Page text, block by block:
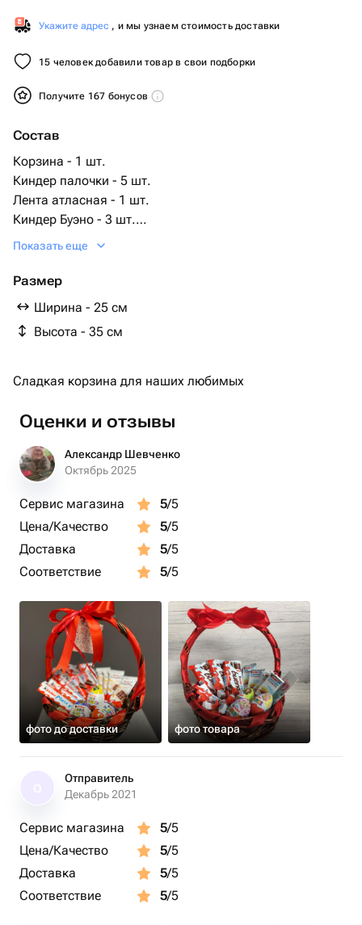
Укажите адрес , и мы узнаем стоимость доставки
15 человек добавили товар в свои подборки
Получите 167 бонусов
Состав
Корзина - 1 шт.
Киндер палочки - 5 шт.
Лента атласная - 1 шт.
Киндер Буэно - 3 шт.
Киндер яйцо - 3 шт.
Показать еще
Размер
Ширина - 25 см
Высота - 35 см
Сладкая корзина для наших любимых
Оценки и отзывы
Александр Шевченко
Октябрь 2025
Сервис магазина 5/5
Цена/Качество
5/5
Доставка
5/5
Соответствие
5/5
фото до доставки фото товара
Отправитель
Декабрь 2021
Сервис магазина 5/5
Цена/Качество
5/5
Доставка
5/5
Соответствие
5/5